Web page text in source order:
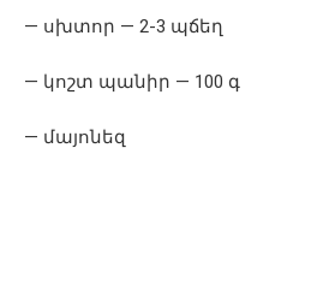
— սխտոր — 2-3 պճեղ
— կոշտ պանիր — 100 գ
— մայոնեզ